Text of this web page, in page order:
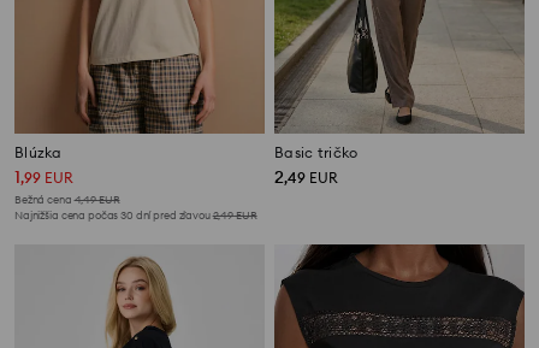
Blúzka
1,99 EUR
Bežná cena 4,49EUR
Najnižšia cena počas 30 dní pred zľavou2,49EUR
Basic tričko
2,49 EUR